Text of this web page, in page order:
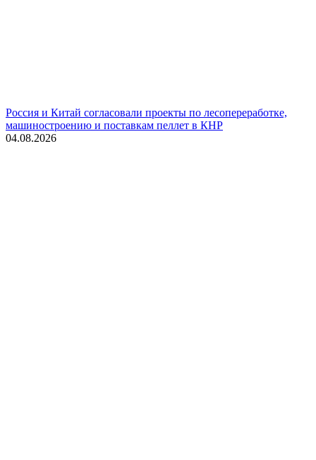
Россия и Китай согласовали проекты по лесопереработке,
машиностроению и поставкам пеллет в КНР
04.08.2026